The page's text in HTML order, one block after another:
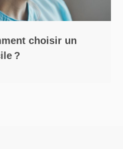
choisir un
?